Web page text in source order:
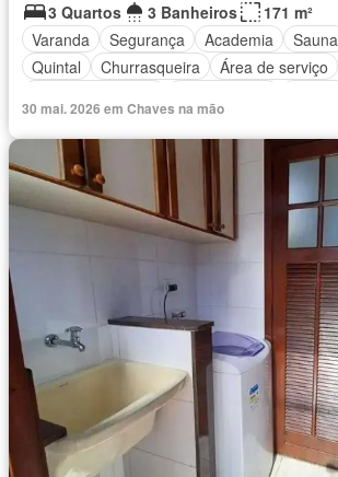
3 Quartos
3 Banheiros
171 m²
Varanda
Segurança Academia Sauna
Quintal
Churrasqueira
Área de serviço
30 mai. 2026 em Chaves na mão